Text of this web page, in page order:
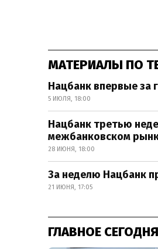
МАТЕРИАЛЫ ПО
Нацбанк впервые за
5 ИЮЛЯ, 18:00
Нацбанк третью
межбанковском
28 ИЮНЯ, 18:00
За неделю Нацбанк
21 ИЮНЯ, 17:05
ГЛАВНОЕ СЕГОДНЯ